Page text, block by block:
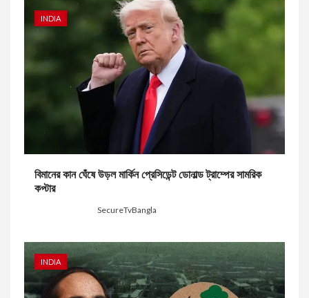
INDIA
বিমানের কান ঘেঁষে উড়ল মার্কিন প্রেসিডেন্ট ডোনাল্ড ট্রাম্পের সামরিক
কপ্টার
SecureTvBangla
INDIA